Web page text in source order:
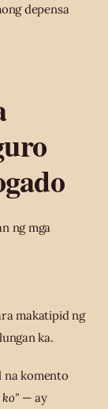
depensa
ng mga
makatipid ng
ka.
na komento
— ay